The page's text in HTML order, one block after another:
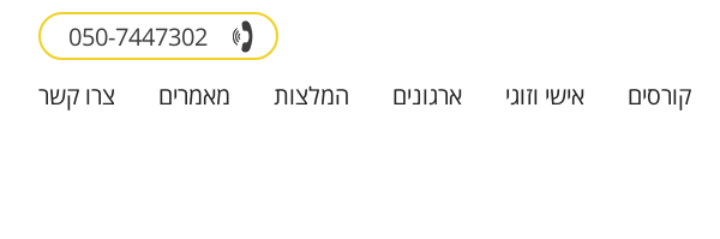
050-7447302
קורסים אישי וזוגי ארגונים המלצות מאמרים צרו קשר